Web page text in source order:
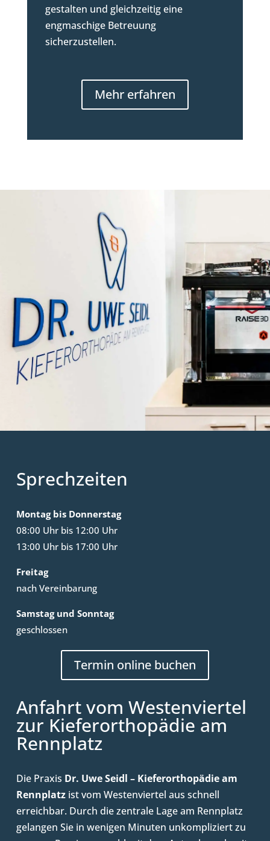
gestalten und gleichzeitig eine
engmaschige Betreuung
sicherzustellen.
Mehr erfahren
Sprechzeiten
Montag bis Donnerstag
08:00 Uhr bis 12:00 Uhr
13:00 Uhr bis 17:00 Uhr
Freitag
nach Vereinbarung
Samstag und Sonntag
geschlossen
Termin online buchen
Anfahrt vom Westenviertel
zur Kieferorthopädie am
Rennplatz
Die Praxis Dr. Uwe Seidl – Kieferorthopädie am
Rennplatzist vom Westenviertel aus schnell
erreichbar. Durch die zentrale Lage am Rennplatz
gelangen Sie in wenigen Minuten unkompliziert zu